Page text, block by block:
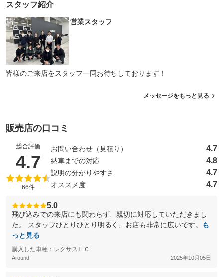
スタッフ紹介
営業スタッフ
皆様のご来店をスタッフ一同お待ちしております！
メッセージをもっと見る
販売店の口コミ
総合評価
4.7 （5点満点中）
66件
お問い合わせ（見積り） 4.7
納車までの対応 4.8
説明の分かりやすさ 4.7
オススメ度 4.7
5.0
飛び込みでの来店にも関わらず、親切に対応していただきまし
た。 スタッフひとりひとり明るく、お店も非常に広いです。
も
っと見る
購入した車種：レクサスＬＣ
Around 2025年10月05日